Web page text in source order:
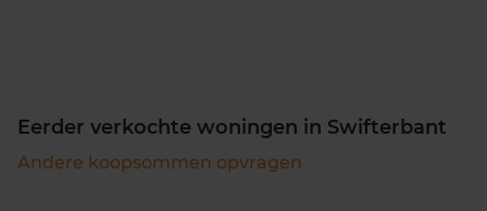
Eerder verkochte woningen in Swifterbant
Andere koopsommen opvragen